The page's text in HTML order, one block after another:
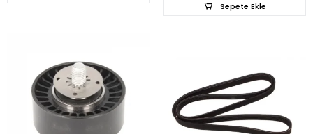
Sepete Ekle